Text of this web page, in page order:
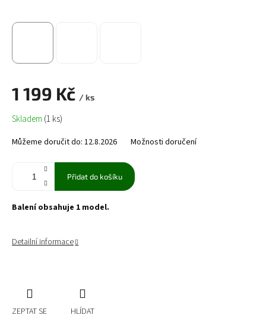
1 199 Kč / ks
Měrná
cena:
Skladem (1 ks)
Můžeme doručit do: 12.8.2026 Možnosti doručení
Přidat do košíku
Balení obsahuje 1 model.
Detailní informace
ZEPTAT SE HLÍDAT